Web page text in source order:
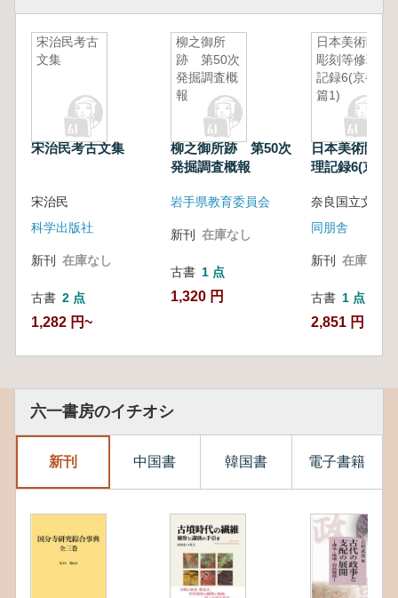
宋治民考古
文集
宋治民考古文集
宋治民
科学出版社
新刊 在庫なし
古書 2 点
1,282 円~
柳之御所
跡 第50次
発掘調査概
報
柳之御所跡 第50次
発掘調査概報
岩手県教育委員会
新刊 在庫なし
古書 1 点
1,320 円
日本美術院
彫刻等修理
記録6(京都
篇1)
日本美術院彫
理記録6(京都
奈良国立文化
同朋舎
新刊 在庫なし
古書 1 点
2,851 円
六一書房のイチオシ
新刊 中国書 韓国書 電子書籍